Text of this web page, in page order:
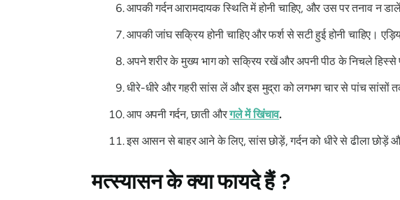
आपकी गर्दन आरामदायक स्थिति में होनी चाहिए, और उस पर तनाव न
आपकी जांघ सक्रिय होनी चाहिए और फर्श से सटी हुई होनी चाहिए।
अपने शरीर के मुख्य भाग को सक्रिय रखें और अपनी पीठ के निचले हिस्से
धीरे-धीरे और गहरी सांस लें और इस मुद्रा को लगभग चार से पांच सांसों
आप अपनी गर्दन, छाती औरगले में खिंचाव.
इस आसन से बाहर आने के लिए, सांस छोड़ें, गर्दन को धीरे से ढीला छोड़ें
मत्स्यासनके क्या फायदे हैं ?